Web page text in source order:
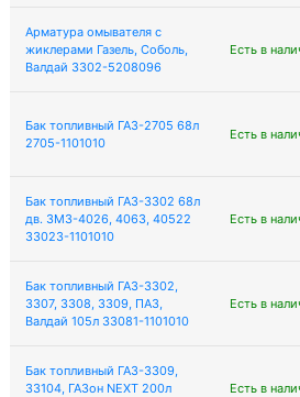
Арматура омывателя с
жиклерами Газель, Соболь,
Валдай 3302-5208096
Есть в
Бак топливный ГАЗ-2705 68л
2705-1101010
Есть в
Бак топливный ГАЗ-3302 68л
дв. ЗМЗ-4026, 4063, 40522
33023-1101010
Есть в
Бак топливный ГАЗ-3302,
3307, 3308, 3309, ПАЗ,
Валдай 105л 33081-1101010
Есть в
Бак топливный ГАЗ-3309,
33104, ГАЗон NEXT 200л
Есть в